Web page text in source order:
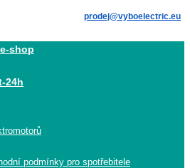
prodej@vyboelectric.eu
shop
24h
podmínky pro spotřebitele